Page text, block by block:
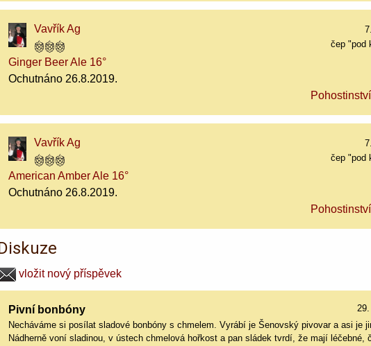
Vavřík Ag
čep "pod
Ginger Beer Ale 16°
Ochutnáno 26.8.2019.
Vavřík Ag
čep "pod
American Amber Ale 16°
Ochutnáno 26.8.2019.
vložit nový příspěvek
Pivní bonbóny
Necháváme si posílat sladové bonbóny s chmelem. Vyrábí je Šenovský pivovar a asi je
Nádherně voní sladinou, v ústech chmelová hořkost a pan sládek tvrdí, že mají léčebné,